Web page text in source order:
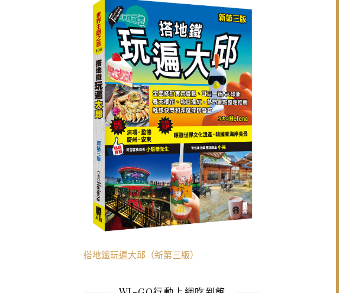
搭地鐵玩遍大邱（新第三版）